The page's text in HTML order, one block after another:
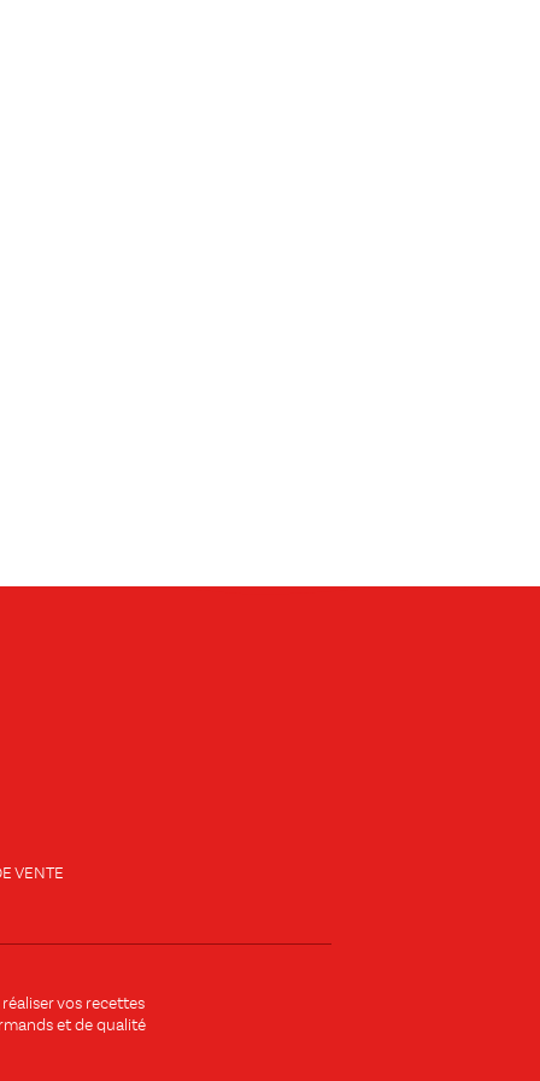
VENTE
vos recettes
et de qualité